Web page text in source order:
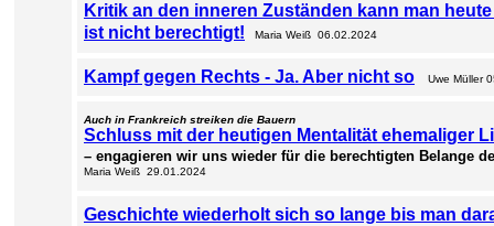
Kritik an den inneren Zuständen kann man
ist nicht berechtigt!
Maria Weiß 06.02.2024
Kampf gegen Rechts - Ja. Aber nicht so Uwe Müller
Auch in Frankreich streiken die Bauern
Schluss mit der heutigen Mentalität ehemaliger
– engagieren wir uns wieder für die berechtigten Belange
Maria Weiß 29.01.2024
Geschichte wiederholt sich so lange bis man